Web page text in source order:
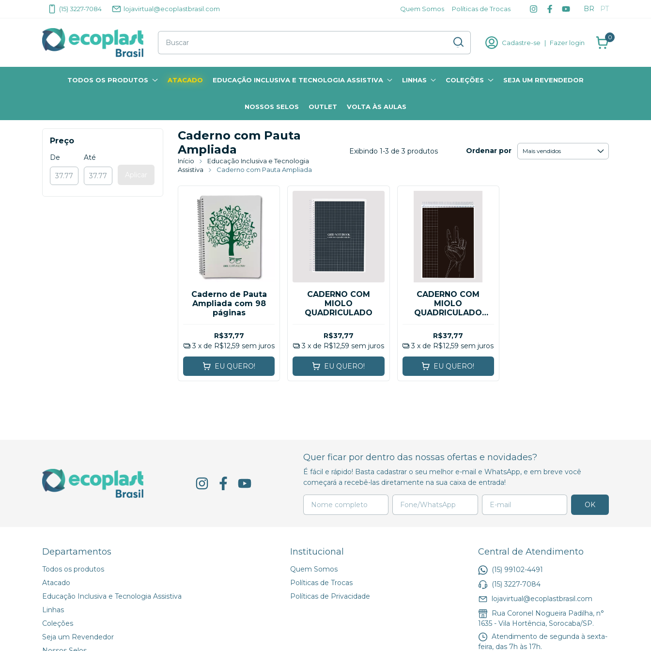
(15) 3227-7084 lojavirtual@ecoplastbrasil.com Quem Somos Políticas de Trocas BR PT
Cadastre-se | Fazer login
0
TODOS OS PRODUTOS ATACADO EDUCAÇÃO INCLUSIVA E TECNOLOGIA ASSISTIVA LINHAS COLEÇÕES SEJA UM REVENDEDOR
NOSSOS SELOS OUTLET VOLTA ÀS AULAS
Preço
De
Até
Aplicar
Caderno com Pauta
Ampliada
Início
Educação Inclusiva e Tecnologia
Assistiva
Caderno com Pauta Ampliada
Exibindo 1-3 de 3 produtos Ordenar por
Caderno de Pauta
Ampliada com 98
páginas
R$37,77
3 x de R$12,59 sem juros
EU QUERO!
CADERNO COM
MIOLO
QUADRICULADO
R$37,77
3 x de R$12,59 sem juros
EU QUERO!
CADERNO COM
MIOLO
QUADRICULADO
R$37,77
3 x de R$12,59 sem juros
EU QUERO!
Quer ficar por dentro das nossas ofertas e novidades?
É fácil e rápido! Basta cadastrar o seu melhor e-mail e WhatsApp, e em breve você
começará a recebê-las diretamente na sua caixa de entrada!
Departamentos
Todos os produtos
Atacado
Educação Inclusiva e Tecnologia Assistiva
Linhas
Coleções
Seja um Revendedor
Institucional
Quem Somos
Políticas de Trocas
Políticas de Privacidade
Central de Atendimento
(15) 99102-4491
(15) 3227-7084
lojavirtual@ecoplastbrasil.com
Rua Coronel Nogueira Padilha, n°
1635 - Vila Hortência, Sorocaba/SP.
Atendimento de segunda à sexta-
feira, das 7h às 17h.